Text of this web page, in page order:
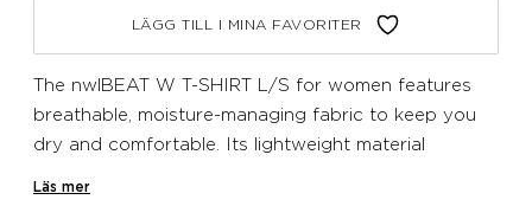
LÄGG TILL I MINA FAVORITER
The nwlBEAT W T-SHIRT L/S for women features
breathable, moisture-managing fabric to keep you
dry and comfortable. Its lightweight material
Läs mer